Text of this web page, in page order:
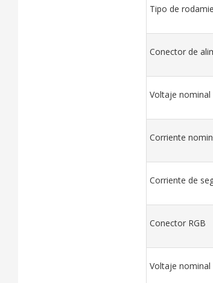
Tipo de
Conector de
Voltaje
Corriente
Corriente de
Conector RGB
Voltaje nominal